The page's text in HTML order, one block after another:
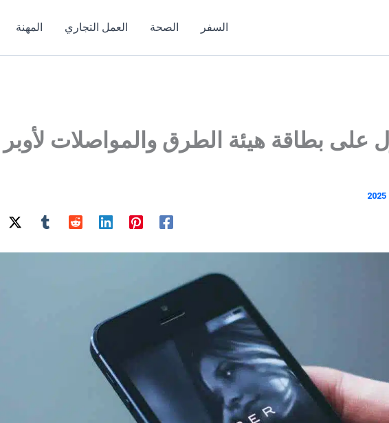
السفر الصحة العمل التجاري المهنة
على بطاقة هيئة الطرق والمواصلات لأوبر